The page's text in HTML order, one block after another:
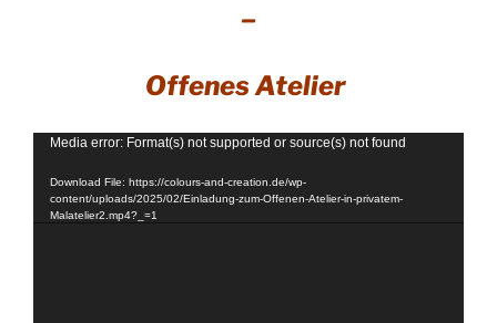
–
Offenes Atelier
Video
Media error: Format(s) not supported or source(s) not found
Download File: https://colours-and-creation.de/wp-
content/uploads/2025/02/Einladung-zum-Offenen-Atelier-in-privatem-
Malatelier2.mp4?_=1